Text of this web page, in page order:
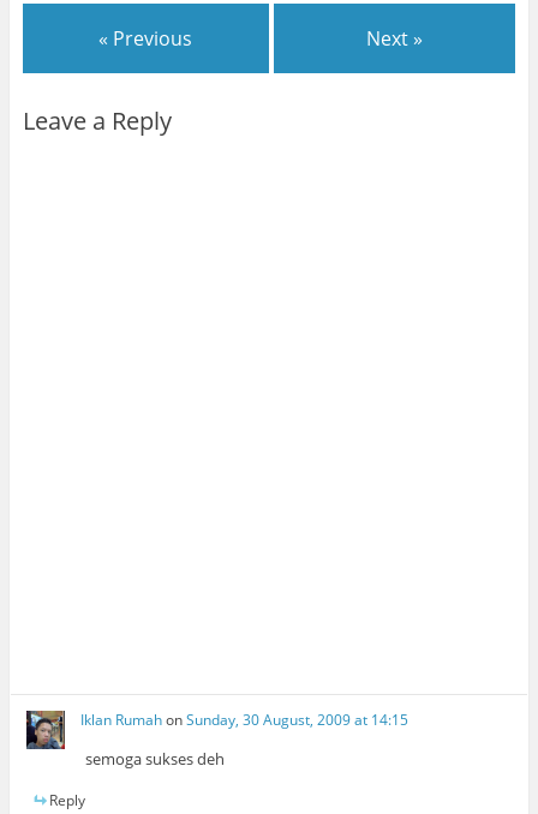
« Previous Next »
Leave a Reply
Iklan RumahonSunday, 30 August, 2009 at 14:15
semoga sukses deh
Reply